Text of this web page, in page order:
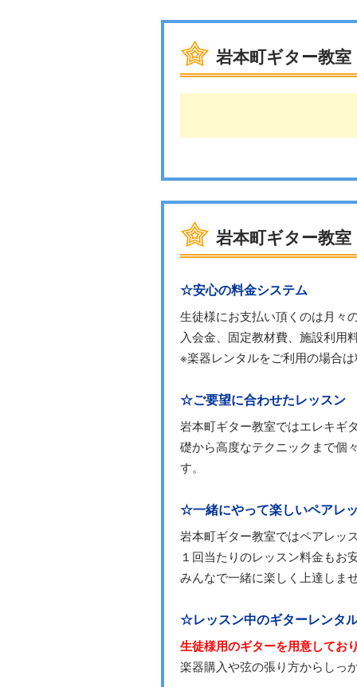
岩本町ギター教
岩本町ギター教
☆安心の料金システム
生徒様にお支払い頂くのは月々
入会金、固定教材費、施設利用
※楽器レンタルをご利用の場合
☆ご要望に合わせたレッスン
岩本町ギター教室ではエレキギ
礎から高度なテクニックまで個
す。
☆一緒にやって楽しいペアレ
岩本町ギター教室ではペアレッ
１回当たりのレッスン料金もお
みんなで一緒に楽しく上達しま
☆レッスン中のギターレンタ
生徒様用のギターを用意してお
楽器購入や弦の張り方からしっ